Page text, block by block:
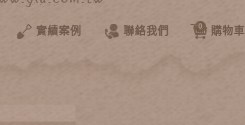
實績案例 聯絡我們 購物車
0